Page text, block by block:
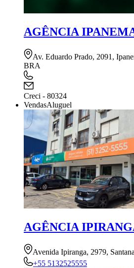
AGÊNCIA
Av. Eduardo Prado, 2091,
BRA
Creci - 80324
VendasAluguel
AGÊNCIA
Avenida Ipiranga, 2979,
+55 5132525555